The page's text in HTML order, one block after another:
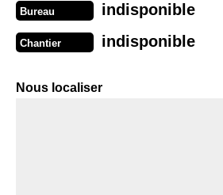
Bureau indisponible
Chantier indisponible
Nous localiser